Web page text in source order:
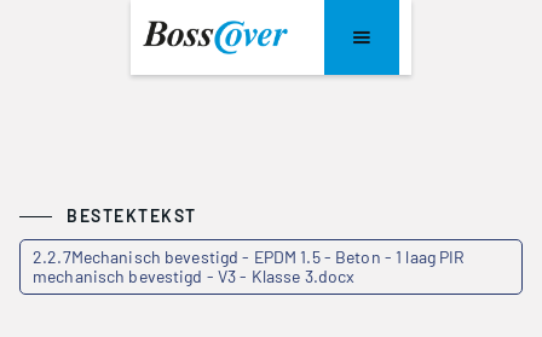
BESTEKTEKST
2.2.7Mechanisch bevestigd - EPDM 1.5 - Beton - 1 laag PIR
mechanisch bevestigd - V3 - Klasse 3.docx